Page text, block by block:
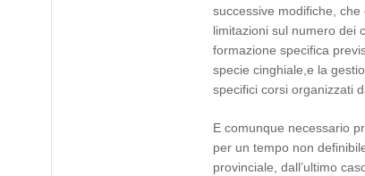
successive modifiche,
limitazioni sul numero dei
formazione specifica
specie cinghiale,e la
specifici corsi organizzati
E comunque necessario
per un tempo non
provinciale, dall’ultimo